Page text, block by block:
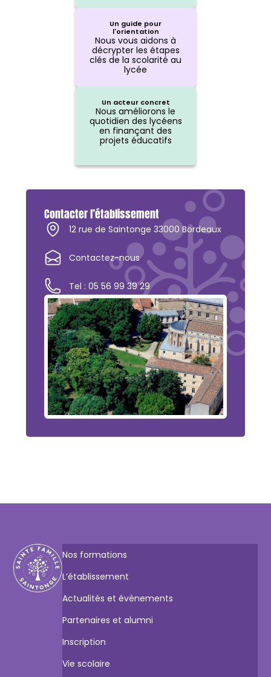
Un guide pour
l'orientation
Nous vous aidons à
décrypter les étapes
clés de la scolarité au
lycée
Un acteur concret
Nous améliorons le
quotidien des lycéens
en finançant des
projets éducatifs
Contacter l’établissement
12 rue de Saintonge 33000 Bordeaux
Contactez-nous
Tel : 05 56 99 39 29
Nos formations
L’établissement
Actualités et évènements
Partenaires et alumni
Inscription
Vie scolaire